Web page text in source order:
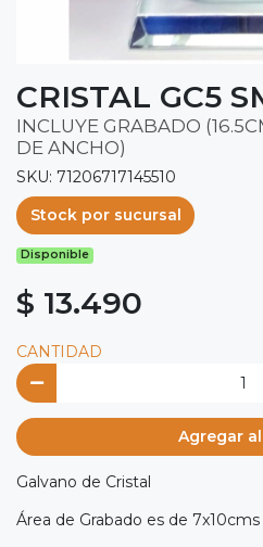
CRISTAL GC5
INCLUYE GRABADO
DE ANCHO)
SKU: 71206717145510
Stock por sucursal
Disponible
$ 13.490
CANTIDAD
Agregar
Galvano de Cristal
Área de Grabado es de 7x10cms